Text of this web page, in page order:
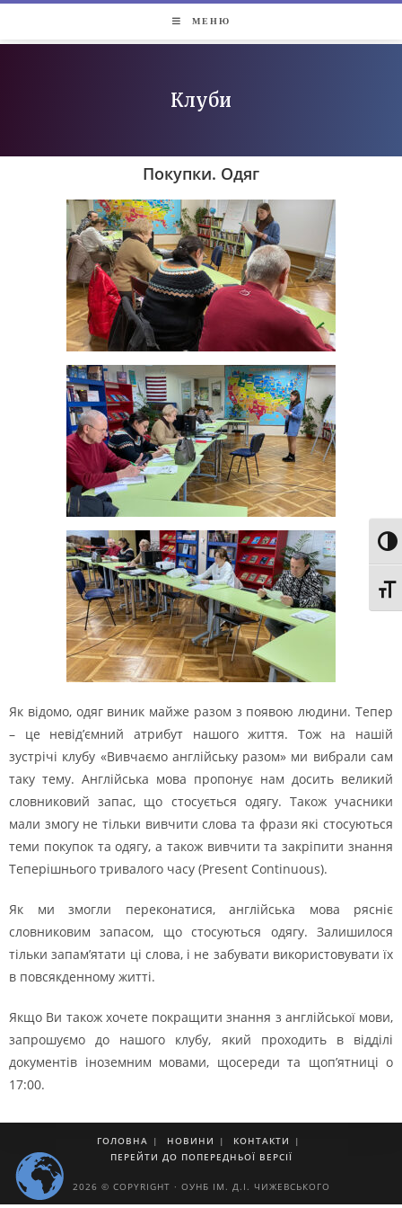
МЕНЮ
Клуби
Покупки. Одяг
Як відомо, одяг виник майже разом з появою людини. Тепер
– це невід’ємний атрибут нашого життя. Тож на нашій
зустрічі клубу «Вивчаємо англійську разом» ми вибрали сам
таку тему. Англійська мова пропонує нам досить великий
словниковий запас, що стосується одягу. Також учасники
мали змогу не тільки вивчити слова та фрази які стосуються
теми покупок та одягу, а також вивчити та закріпити знання
Теперішнього тривалого часу (Present Continuous).
Як ми змогли переконатися, англійська мова рясніє
словниковим запасом, що стосуються одягу. Залишилося
тільки запам’ятати ці слова, і не забувати використовувати їх
в повсякденному житті.
Якщо Ви також хочете покращити знання з англійської мови,
запрошуємо до нашого клубу, який проходить в відділі
документів іноземним мовами, щосереди та щоп’ятниці о
17:00.
ГОЛОВНА НОВИНИ
КОНТАКТИ
ПЕРЕЙТИ ДО ПОПЕРЕДНЬОЇ ВЕРСІЇ
2026 © COPYRIGHT · ОУНБ ІМ. Д.І. ЧИЖЕВСЬКОГО